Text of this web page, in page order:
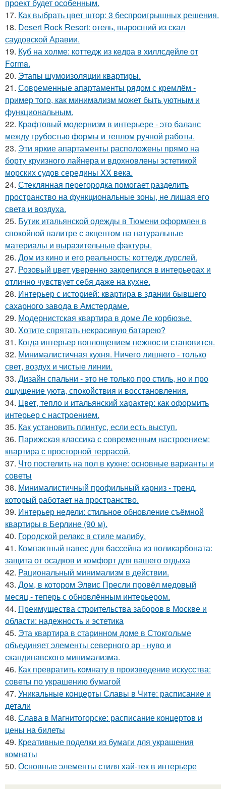
проект будет особенным.
17. Как выбрать цвет штор: 3 беспроигрышных решения.
18. Desert Rock Resort: отель, выросший из скал
саудовской Аравии.
19. Куб на холме: коттедж из кедра в хиллсдейле от
Forma.
20. Этапы шумоизоляции квартиры.
21. Современные апартаменты рядом с кремлём -
пример того, как минимализм может быть уютным и
функциональным.
22. Крафтовый модернизм в интерьере - это баланс
между грубостью формы и теплом ручной работы.
23. Эти яркие апартаменты расположены прямо на
борту круизного лайнера и вдохновлены эстетикой
морских судов середины XX века.
24. Стеклянная перегородка помогает разделить
пространство на функциональные зоны, не лишая его
света и воздуха.
25. Бутик итальянской одежды в Тюмени оформлен в
спокойной палитре с акцентом на натуральные
материалы и выразительные фактуры.
26. Дом из кино и его реальность: коттедж дурслей.
27. Розовый цвет уверенно закрепился в интерьерах и
отлично чувствует себя даже на кухне.
28. Интерьер с историей: квартира в здании бывшего
сахарного завода в Амстердаме.
29. Модернистская квартира в доме Ле корбюзье.
30. Хотите спрятать некрасивую батарею?
31. Когда интерьер воплощением нежности становится.
32. Минималистичная кухня. Ничего лишнего - только
свет, воздух и чистые линии.
33. Дизайн спальни - это не только про стиль, но и про
ощущение уюта, спокойствия и восстановления.
34. Цвет, тепло и итальянский характер: как оформить
интерьер с настроением.
35. Как установить плинтус, если есть выступ.
36. Парижская классика с современным настроением:
квартира с просторной террасой.
37. Что постелить на пол в кухне: основные варианты и
советы
38. Минималистичный профильный карниз - тренд,
который работает на пространство.
39. Интерьер недели: стильное обновление съёмной
квартиры в Берлине (90 м).
40. Городской релакс в стиле малибу.
41. Компактный навес для бассейна из поликарбоната:
защита от осадков и комфорт для вашего отдыха
42. Рациональный минимализм в действии.
43. Дом, в котором Элвис Пресли провёл медовый
месяц - теперь с обновлённым интерьером.
44. Преимущества строительства заборов в Москве и
области: надежность и эстетика
45. Эта квартира в старинном доме в Стокгольме
объединяет элементы северного ар - нуво и
скандинавского минимализма.
46. Как превратить комнату в произведение искусства:
советы по украшению бумагой
47. Уникальные концерты Славы в Чите: расписание и
детали
48. Слава в Магнитогорске: расписание концертов и
цены на билеты
49. Креативные поделки из бумаги для украшения
комнаты
50. Основные элементы стиля хай-тек в интерьере